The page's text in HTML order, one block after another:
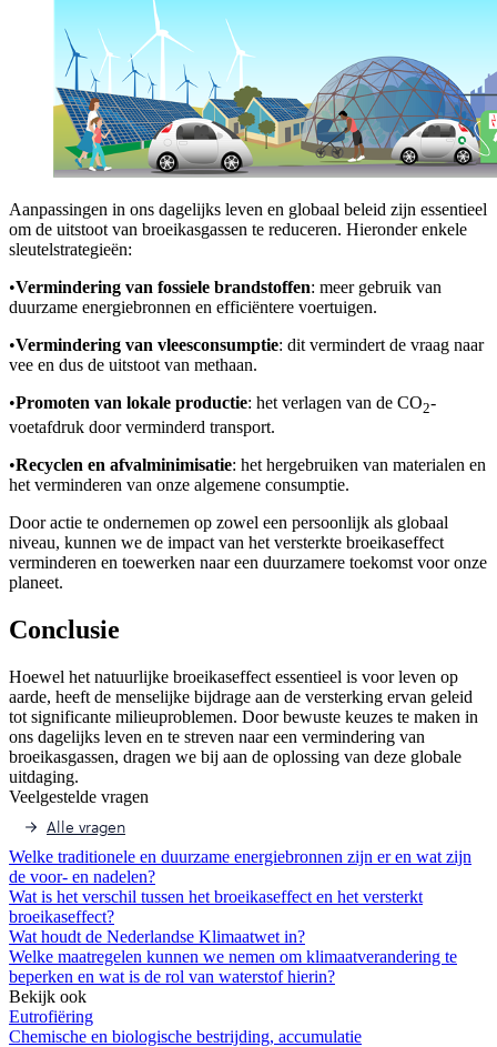
Aanpassingen in ons dagelijks leven en globaal beleid zijn essentieel
om de uitstoot van broeikasgassen te reduceren. Hieronder enkele
sleutelstrategieën:
•Vermindering van fossiele brandstoffen: meer gebruik van
duurzame energiebronnen en efficiëntere voertuigen.
•Vermindering van vleesconsumptie: dit vermindert de vraag naar
vee en dus de uitstoot van methaan.
•Promoten van lokale productie: het verlagen van de CO2-
voetafdruk door verminderd transport.
•Recyclen en afvalminimisatie: het hergebruiken van materialen en
het verminderen van onze algemene consumptie.
Door actie te ondernemen op zowel een persoonlijk als globaal
niveau, kunnen we de impact van het versterkte broeikaseffect
verminderen en toewerken naar een duurzamere toekomst voor onze
planeet.
Conclusie
Hoewel het natuurlijke broeikaseffect essentieel is voor leven op
aarde, heeft de menselijke bijdrage aan de versterking ervan geleid
tot significante milieuproblemen. Door bewuste keuzes te maken in
ons dagelijks leven en te streven naar een vermindering van
broeikasgassen, dragen we bij aan de oplossing van deze globale
uitdaging.
Veelgestelde vragen
Alle vragen
Welke traditionele en duurzame energiebronnen zijn er en wat zijn
de voor- en nadelen?
Wat is het verschil tussen het broeikaseffect en het versterkt
broeikaseffect?
Wat houdt de Nederlandse Klimaatwet in?
Welke maatregelen kunnen we nemen om klimaatverandering te
beperken en wat is de rol van waterstof hierin?
Bekijk ook
Eutrofiëring
Chemische en biologische bestrijding, accumulatie